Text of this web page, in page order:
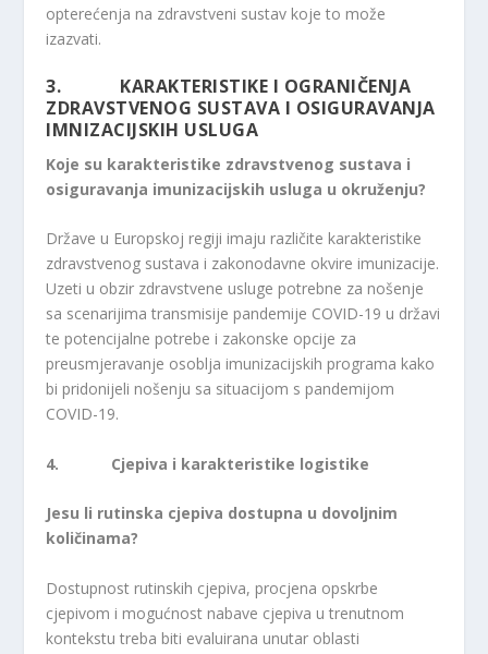
opterećenja na zdravstveni sustav koje to može
izazvati.
3. KARAKTERISTIKE I OGRANIČENJA
ZDRAVSTVENOG SUSTAVA I OSIGURAVANJA
IMNIZACIJSKIH USLUGA
Koje su karakteristike zdravstvenog sustava i
osiguravanja imunizacijskih usluga u okruženju?
Države u Europskoj regiji imaju različite karakteristike
zdravstvenog sustava i zakonodavne okvire imunizacije.
Uzeti u obzir zdravstvene usluge potrebne za nošenje
sa scenarijima transmisije pandemije COVID-19 u državi
te potencijalne potrebe i zakonske opcije za
preusmjeravanje osoblja imunizacijskih programa kako
bi pridonijeli nošenju sa situacijom s pandemijom
COVID-19.
4. Cjepiva i karakteristike logistike
Jesu li rutinska cjepiva dostupna u dovoljnim
količinama?
Dostupnost rutinskih cjepiva, procjena opskrbe
cjepivom i mogućnost nabave cjepiva u trenutnom
kontekstu treba biti evaluirana unutar oblasti